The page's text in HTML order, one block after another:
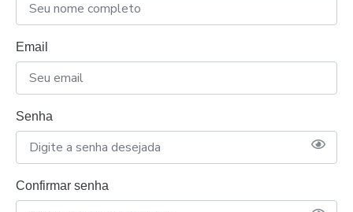
Email
Senha
Confirmar senha